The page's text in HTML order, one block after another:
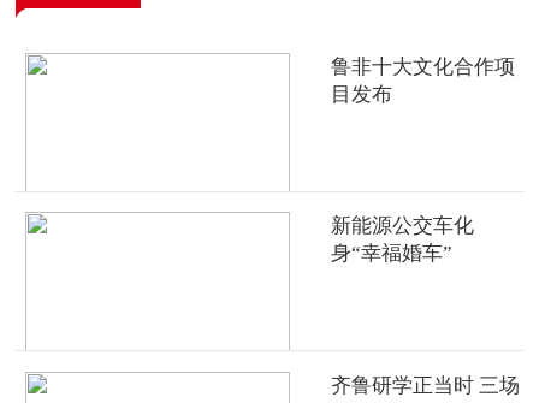
鲁非十大文化合作项
目发布
新能源公交车化
身“幸福婚车”
齐鲁研学正当时 三场